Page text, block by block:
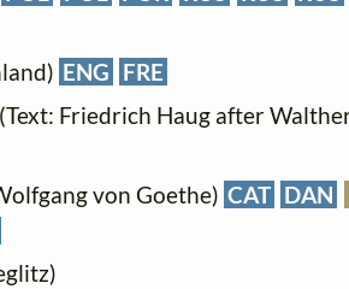
ENG FRE
Friedrich Haug after
von Goethe) CAT DAN